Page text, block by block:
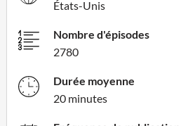
États-Unis
Nombre d'épisodes
2780
Durée moyenne
20 minutes